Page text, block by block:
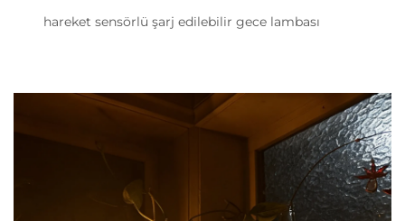
hareket sensörlü şarj edilebilir gece lambası